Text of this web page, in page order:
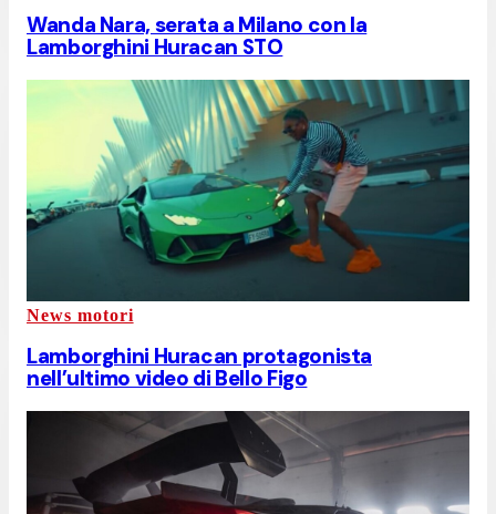
Wanda Nara, serata a Milano con la
Lamborghini Huracan STO
News motori
Lamborghini Huracan protagonista
nell’ultimo video di Bello Figo